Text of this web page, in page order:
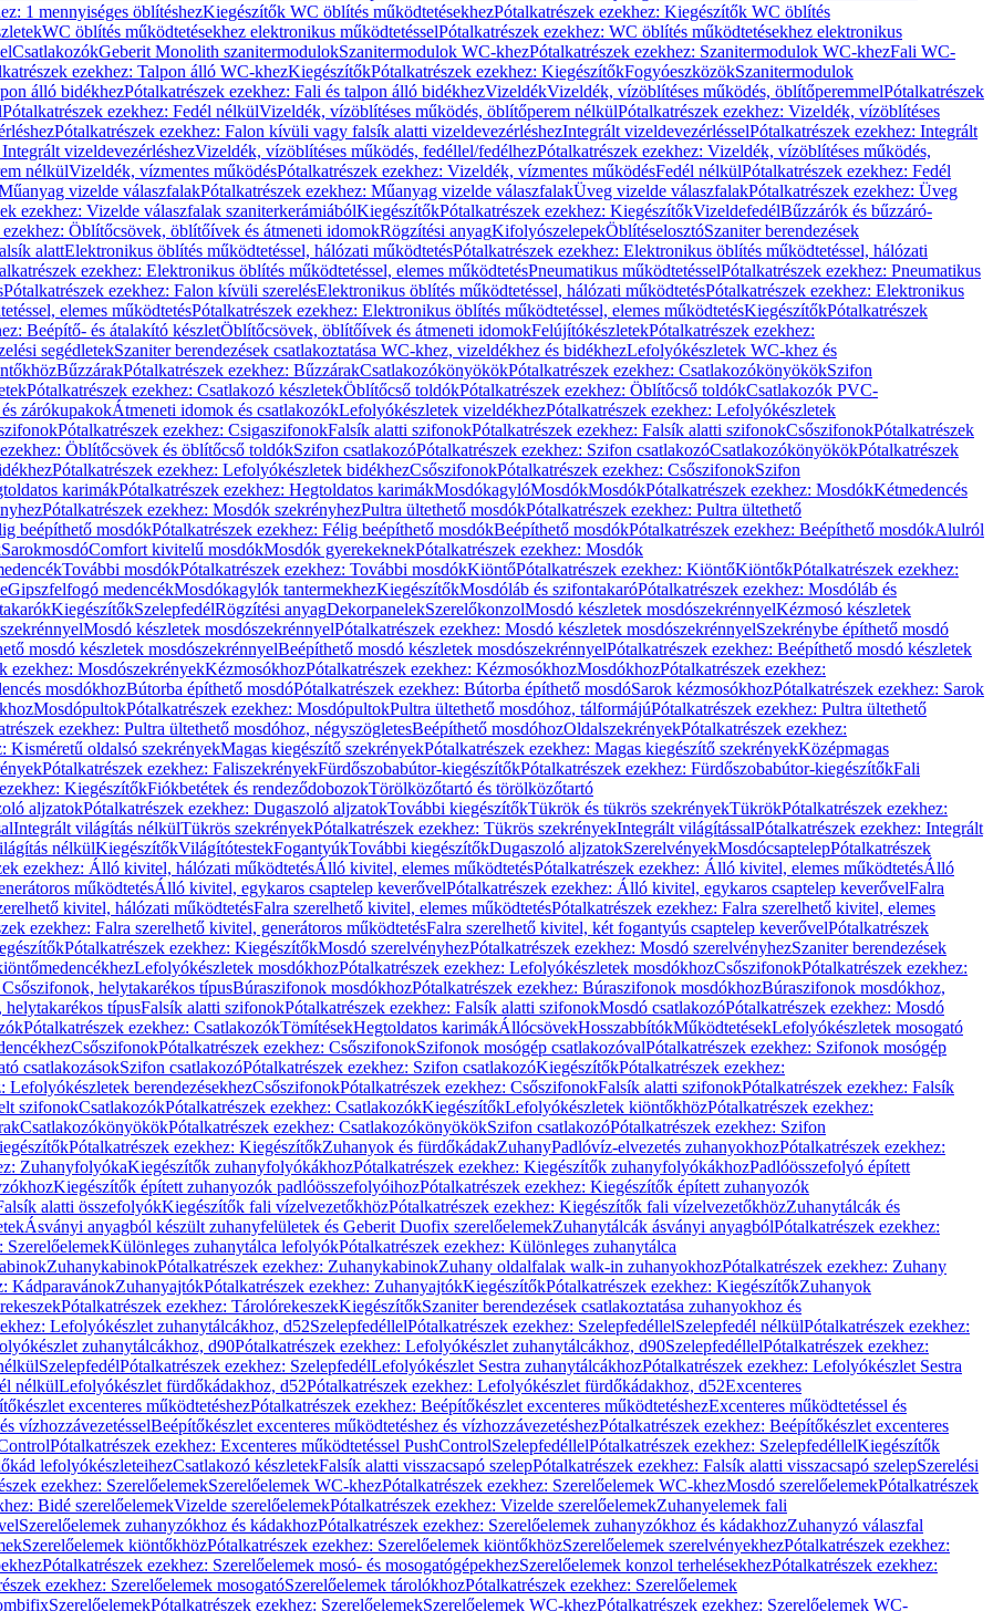
1 mennyiséges öblítéshezKiegészítők WC öblítés működtetésekhezPótalkatrészek ezekhez: Kiegészítők WC öblítés
WC öblítés működtetésekhez elektronikus működtetésselPótalkatrészek ezekhez: WC öblítés működtetésekhez elektronikus
CsatlakozókGeberit Monolith szanitermodulokSzanitermodulok WC-khezPótalkatrészek ezekhez: Szanitermodulok WC-khezFali WC-
ezekhez: Talpon álló WC-khezKiegészítőkPótalkatrészek ezekhez: KiegészítőkFogyóeszközökSzanitermodulok
álló bidékhezPótalkatrészek ezekhez: Fali és talpon álló bidékhezVizeldékVizeldék, vízöblítéses működés, öblítőperemmelPótalkatrészek
Pótalkatrészek ezekhez: Fedél nélkülVizeldék, vízöblítéses működés, öblítőperem nélkülPótalkatrészek ezekhez: Vizeldék, vízöblítéses
Pótalkatrészek ezekhez: Falon kívüli vagy falsík alatti vizeldevezérléshezIntegrált vizeldevezérlésselPótalkatrészek ezekhez: Integrált
vizeldevezérléshezVizeldék, vízöblítéses működés, fedéllel/fedélhezPótalkatrészek ezekhez: Vizeldék, vízöblítéses működés,
nélkülVizeldék, vízmentes működésPótalkatrészek ezekhez: Vizeldék, vízmentes működésFedél nélkülPótalkatrészek ezekhez: Fedél
vizelde válaszfalakPótalkatrészek ezekhez: Műanyag vizelde válaszfalakÜveg vizelde válaszfalakPótalkatrészek ezekhez: Üveg
ezekhez: Vizelde válaszfalak szaniterkerámiábólKiegészítőkPótalkatrészek ezekhez: KiegészítőkVizeldefedélBűzzárók és bűzzáró-
ezekhez: Öblítőcsövek, öblítőívek és átmeneti idomokRögzítési anyagKifolyószelepekÖblítéselosztóSzaniter berendezések
alattElektronikus öblítés működtetéssel, hálózati működtetésPótalkatrészek ezekhez: Elektronikus öblítés működtetéssel, hálózati
ezekhez: Elektronikus öblítés működtetéssel, elemes működtetésPneumatikus működtetésselPótalkatrészek ezekhez: Pneumatikus
Pótalkatrészek ezekhez: Falon kívüli szerelésElektronikus öblítés működtetéssel, hálózati működtetésPótalkatrészek ezekhez: Elektronikus
elemes működtetésPótalkatrészek ezekhez: Elektronikus öblítés működtetéssel, elemes működtetésKiegészítőkPótalkatrészek
Beépítő- és átalakító készletÖblítőcsövek, öblítőívek és átmeneti idomokFelújítókészletekPótalkatrészek ezekhez:
segédletekSzaniter berendezések csatlakoztatása WC-khez, vizeldékhez és bidékhezLefolyókészletek WC-khez és
BűzzárakPótalkatrészek ezekhez: BűzzárakCsatlakozókönyökökPótalkatrészek ezekhez: CsatlakozókönyökökSzifon
Pótalkatrészek ezekhez: Csatlakozó készletekÖblítőcső toldókPótalkatrészek ezekhez: Öblítőcső toldókCsatlakozók PVC-
zárókupakokÁtmeneti idomok és csatlakozókLefolyókészletek vizeldékhezPótalkatrészek ezekhez: Lefolyókészletek
Pótalkatrészek ezekhez: CsigaszifonokFalsík alatti szifonokPótalkatrészek ezekhez: Falsík alatti szifonokCsőszifonokPótalkatrészek
Öblítőcsövek és öblítőcső toldókSzifon csatlakozóPótalkatrészek ezekhez: Szifon csatlakozóCsatlakozókönyökökPótalkatrészek
Pótalkatrészek ezekhez: Lefolyókészletek bidékhezCsőszifonokPótalkatrészek ezekhez: CsőszifonokSzifon
karimákPótalkatrészek ezekhez: Hegtoldatos karimákMosdókagylóMosdókMosdókPótalkatrészek ezekhez: MosdókKétmedencés
Pótalkatrészek ezekhez: Mosdók szekrényhezPultra ültethető mosdókPótalkatrészek ezekhez: Pultra ültethető
beépíthető mosdókPótalkatrészek ezekhez: Félig beépíthető mosdókBeépíthető mosdókPótalkatrészek ezekhez: Beépíthető mosdókAlulról
SarokmosdóComfort kivitelű mosdókMosdók gyerekeknekPótalkatrészek ezekhez: Mosdók
További mosdókPótalkatrészek ezekhez: További mosdókKiöntőPótalkatrészek ezekhez: KiöntőKiöntőkPótalkatrészek ezekhez:
Gipszfelfogó medencékMosdókagylók tantermekhezKiegészítőkMosdóláb és szifontakaróPótalkatrészek ezekhez: Mosdóláb és
KiegészítőkSzelepfedélRögzítési anyagDekorpanelekSzerelőkonzolMosdó készletek mosdószekrénnyelKézmosó készletek
Mosdó készletek mosdószekrénnyelPótalkatrészek ezekhez: Mosdó készletek mosdószekrénnyelSzekrénybe építhető mosdó
mosdó készletek mosdószekrénnyelBeépíthető mosdó készletek mosdószekrénnyelPótalkatrészek ezekhez: Beépíthető mosdó készletek
ezekhez: MosdószekrényekKézmosókhozPótalkatrészek ezekhez: KézmosókhozMosdókhozPótalkatrészek ezekhez:
mosdókhozBútorba építhető mosdóPótalkatrészek ezekhez: Bútorba építhető mosdóSarok kézmosókhozPótalkatrészek ezekhez: Sarok
MosdópultokPótalkatrészek ezekhez: MosdópultokPultra ültethető mosdóhoz, tálformájúPótalkatrészek ezekhez: Pultra ültethető
ezekhez: Pultra ültethető mosdóhoz, négyszögletesBeépíthető mosdóhozOldalszekrényekPótalkatrészek ezekhez:
Kisméretű oldalsó szekrényekMagas kiegészítő szekrényekPótalkatrészek ezekhez: Magas kiegészítő szekrényekKözépmagas
Pótalkatrészek ezekhez: FaliszekrényekFürdőszobabútor-kiegészítőkPótalkatrészek ezekhez: Fürdőszobabútor-kiegészítőkFali
KiegészítőkFiókbetétek és rendeződobozokTörölközőtartó és törölközőtartó
aljzatokPótalkatrészek ezekhez: Dugaszoló aljzatokTovábbi kiegészítőkTükrök és tükrös szekrényekTükrökPótalkatrészek ezekhez:
Integrált világítás nélkülTükrös szekrényekPótalkatrészek ezekhez: Tükrös szekrényekIntegrált világítássalPótalkatrészek ezekhez: Integrált
nélkülKiegészítőkVilágítótestekFogantyúkTovábbi kiegészítőkDugaszoló aljzatokSzerelvényekMosdócsaptelepPótalkatrészek
ezekhez: Álló kivitel, hálózati működtetésÁlló kivitel, elemes működtetésPótalkatrészek ezekhez: Álló kivitel, elemes működtetésÁlló
működtetésÁlló kivitel, egykaros csaptelep keverővelPótalkatrészek ezekhez: Álló kivitel, egykaros csaptelep keverővelFalra
kivitel, hálózati működtetésFalra szerelhető kivitel, elemes működtetésPótalkatrészek ezekhez: Falra szerelhető kivitel, elemes
ezekhez: Falra szerelhető kivitel, generátoros működtetésFalra szerelhető kivitel, két fogantyús csaptelep keverővelPótalkatrészek
Pótalkatrészek ezekhez: KiegészítőkMosdó szerelvényhezPótalkatrészek ezekhez: Mosdó szerelvényhezSzaniter berendezések
Lefolyókészletek mosdókhozPótalkatrészek ezekhez: Lefolyókészletek mosdókhozCsőszifonokPótalkatrészek ezekhez:
helytakarékos típusBúraszifonok mosdókhozPótalkatrészek ezekhez: Búraszifonok mosdókhozBúraszifonok mosdókhoz,
helytakarékos típusFalsík alatti szifonokPótalkatrészek ezekhez: Falsík alatti szifonokMosdó csatlakozóPótalkatrészek ezekhez: Mosdó
Pótalkatrészek ezekhez: CsatlakozókTömítésekHegtoldatos karimákÁllócsövekHosszabbítókMűködtetésekLefolyókészletek mosogató
CsőszifonokPótalkatrészek ezekhez: CsőszifonokSzifonok mosógép csatlakozóvalPótalkatrészek ezekhez: Szifonok mosógép
csatlakozásokSzifon csatlakozóPótalkatrészek ezekhez: Szifon csatlakozóKiegészítőkPótalkatrészek ezekhez:
Lefolyókészletek berendezésekhezCsőszifonokPótalkatrészek ezekhez: CsőszifonokFalsík alatti szifonokPótalkatrészek ezekhez: Falsík
szifonokCsatlakozókPótalkatrészek ezekhez: CsatlakozókKiegészítőkLefolyókészletek kiöntőkhözPótalkatrészek ezekhez:
CsatlakozókönyökökPótalkatrészek ezekhez: CsatlakozókönyökökSzifon csatlakozóPótalkatrészek ezekhez: Szifon
Pótalkatrészek ezekhez: KiegészítőkZuhanyok és fürdőkádakZuhanyPadlóvíz-elvezetés zuhanyokhozPótalkatrészek ezekhez:
ZuhanyfolyókaKiegészítők zuhanyfolyókákhozPótalkatrészek ezekhez: Kiegészítők zuhanyfolyókákhozPadlóösszefolyó épített
Kiegészítők épített zuhanyozók padlóösszefolyóihozPótalkatrészek ezekhez: Kiegészítők épített zuhanyozók
alatti összefolyókKiegészítők fali vízelvezetőkhözPótalkatrészek ezekhez: Kiegészítők fali vízelvezetőkhözZuhanytálcák és
Ásványi anyagból készült zuhanyfelületek és Geberit Duofix szerelőelemekZuhanytálcák ásványi anyagbólPótalkatrészek ezekhez:
SzerelőelemekKülönleges zuhanytálca lefolyókPótalkatrészek ezekhez: Különleges zuhanytálca
ZuhanykabinokPótalkatrészek ezekhez: ZuhanykabinokZuhany oldalfalak walk-in zuhanyokhozPótalkatrészek ezekhez: Zuhany
KádparavánokZuhanyajtókPótalkatrészek ezekhez: ZuhanyajtókKiegészítőkPótalkatrészek ezekhez: KiegészítőkZuhanyok
Pótalkatrészek ezekhez: TárolórekeszekKiegészítőkSzaniter berendezések csatlakoztatása zuhanyokhoz és
Lefolyókészlet zuhanytálcákhoz, d52SzelepfedéllelPótalkatrészek ezekhez: SzelepfedéllelSzelepfedél nélkülPótalkatrészek ezekhez:
zuhanytálcákhoz, d90Pótalkatrészek ezekhez: Lefolyókészlet zuhanytálcákhoz, d90SzelepfedéllelPótalkatrészek ezekhez:
SzelepfedélPótalkatrészek ezekhez: SzelepfedélLefolyókészlet Sestra zuhanytálcákhozPótalkatrészek ezekhez: Lefolyókészlet Sestra
nélkülLefolyókészlet fürdőkádakhoz, d52Pótalkatrészek ezekhez: Lefolyókészlet fürdőkádakhoz, d52Excenteres
excenteres működtetéshezPótalkatrészek ezekhez: Beépítőkészlet excenteres működtetéshezExcenteres működtetéssel és
vízhozzávezetésselBeépítőkészlet excenteres működtetéshez és vízhozzávezetéshezPótalkatrészek ezekhez: Beépítőkészlet excenteres
Pótalkatrészek ezekhez: Excenteres működtetéssel PushControlSzelepfedéllelPótalkatrészek ezekhez: SzelepfedéllelKiegészítők
lefolyókészleteihezCsatlakozó készletekFalsík alatti visszacsapó szelepPótalkatrészek ezekhez: Falsík alatti visszacsapó szelepSzerelési
ezekhez: SzerelőelemekSzerelőelemek WC-khezPótalkatrészek ezekhez: Szerelőelemek WC-khezMosdó szerelőelemekPótalkatrészek
Bidé szerelőelemekVizelde szerelőelemekPótalkatrészek ezekhez: Vizelde szerelőelemekZuhanyelemek fali
Szerelőelemek zuhanyzókhoz és kádakhozPótalkatrészek ezekhez: Szerelőelemek zuhanyzókhoz és kádakhozZuhanyzó válaszfal
Szerelőelemek kiöntőkhözPótalkatrészek ezekhez: Szerelőelemek kiöntőkhözSzerelőelemek szerelvényekhezPótalkatrészek ezekhez:
Pótalkatrészek ezekhez: Szerelőelemek mosó- és mosogatógépekhezSzerelőelemek konzol terhelésekhezPótalkatrészek ezekhez:
ezekhez: Szerelőelemek mosogatóSzerelőelemek tárolókhozPótalkatrészek ezekhez: Szerelőelemek
SzerelőelemekPótalkatrészek ezekhez: SzerelőelemekSzerelőelemek WC-khezPótalkatrészek ezekhez: Szerelőelemek WC-